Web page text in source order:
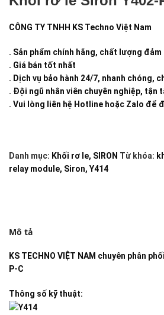
CÔNG TY TNHH KS Techno Việt Nam
. Sản phẩm chính hãng, chất lượng đảm
. Giá bán tốt nhất
. Dịch vụ bảo hành 24/7, nhanh chóng,
. Đội ngũ nhân viên chuyên nghiệp, tận
. Vui lòng liên hệ Hotline hoặc Zalo để
Danh mục: Khối rơ le, SIRON Từ khóa:
relay module, Siron, Y414
Mô tả
KS TECHNO VIỆT NAM chuyên phân phối
P-C
Thông số kỹ thuật: